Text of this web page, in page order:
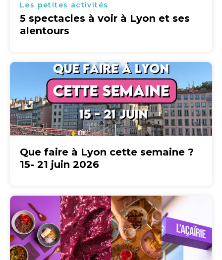
Les petites activités
5 spectacles à voir à Lyon et ses
alentours
Que faire à Lyon cette semaine ?
15- 21 juin 2026